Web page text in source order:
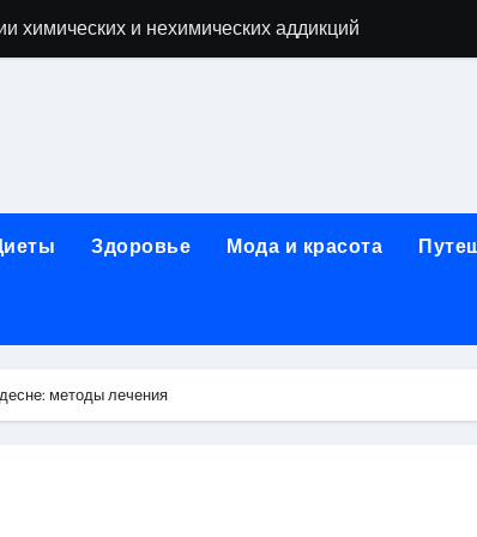
химических и нехимических аддикций
12 шагов, психотерапия, ресоциализация и
под ключ
крыла одного полёта
Здоровье Мода и красота
методы лечения